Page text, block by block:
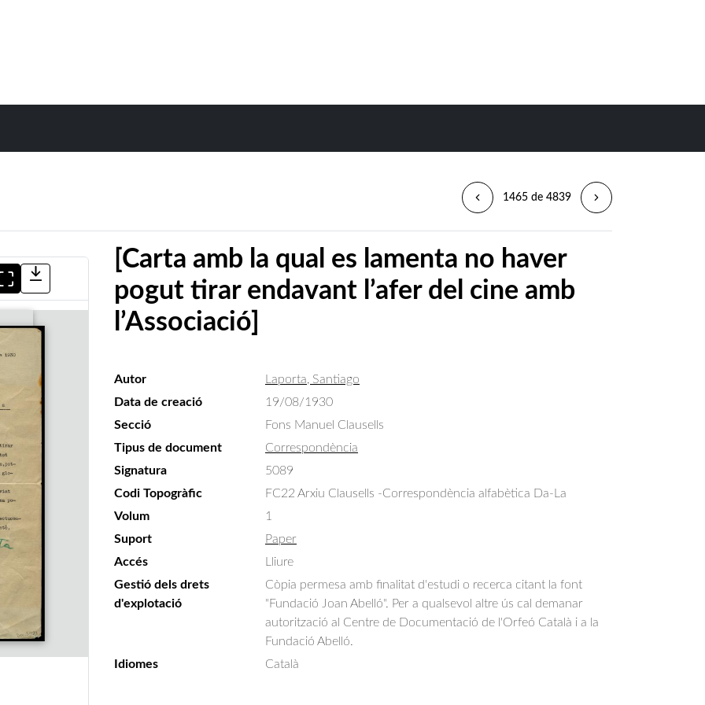
1465 de 4839
[Carta amb la qual es lamenta no haver
pogut tirar endavant l’afer del cine amb
l’Associació]
Autor
Laporta, Santiago
Data de creació
19/08/1930
Secció
Fons Manuel Clausells
Tipus de document
Correspondència
Signatura
5089
Codi Topogràfic
FC22 Arxiu Clausells -Correspondència alfabètica Da-La
Volum
1
Suport
Paper
Accés
Lliure
Gestió dels drets
d'explotació
Còpia permesa amb finalitat d'estudi o recerca citant la font
"Fundació Joan Abelló". Per a qualsevol altre ús cal demanar
autorització al Centre de Documentació de l'Orfeó Català i a la
Fundació Abelló.
Idiomes
Català